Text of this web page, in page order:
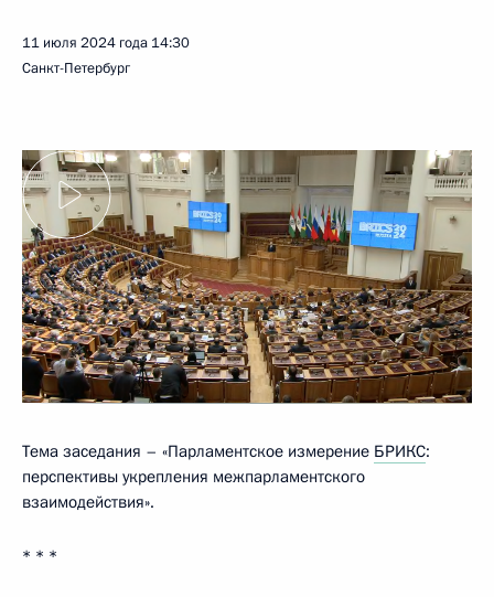
11 июля 2024 года 14:30
Санкт-Петербург
Тема заседания – «Парламентское измерение БРИКС:
перспективы укрепления межпарламентского
взаимодействия».
* * *